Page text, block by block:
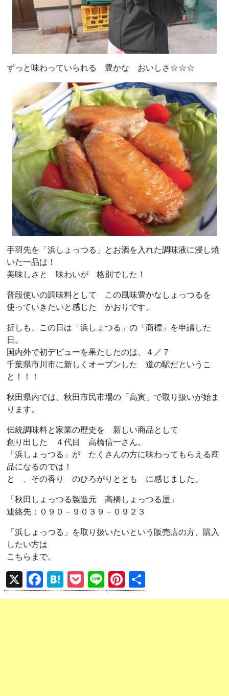
ずっと味わっていられる 豊かな おいしさ☆☆☆
手羽先を「浜しょっつる」とお酒を入れた調味液に浸し焼
いた一品は！
美味しさと 味わいが 格別でした！
普段使いの調味料として この風味豊かなしょっつるを
使っていきたいと感じた かおりです。
折しも、この日は「浜しょつる」の「商標」を申請した
日。
国内外で初デビューを果たしたのは、４／７
千葉県市川市に新しくオープンした 道の駅だというこ
と！！！
秋田県内では、秋田市民市場の「高寅」で取り扱いが始ま
ります。
伝統調味料と家業の歴史を 新しい商品として
創り出した ４代目 高橋信一さん。
「浜しょっつる」が たくさんの方に味わってもらえる商
品になるのでは！
と 、その香り のひろがりととも に感じました。
「秋田しょっつる製造元 高橋しょっつる屋」
連絡先：０９０－９０３９－０９２３
「浜しょっつる」を取り扱いたいという販売店の方、購入
したい方は
こちらまで。
X
F
a
H
at
P
o
Li
n
Pi
nt 有